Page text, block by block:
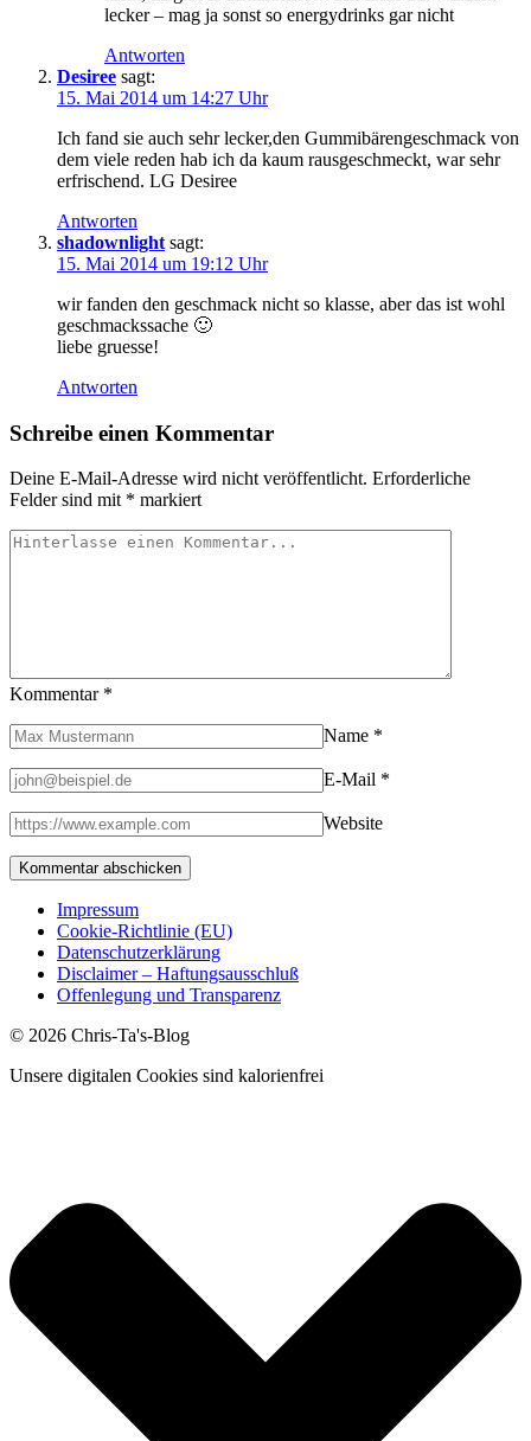
lecker – mag ja sonst so energydrinks gar nicht
Antworten
Desiree sagt:
15. Mai 2014 um 14:27 Uhr
Ich fand sie auch sehr lecker,den Gummibärengeschmack von
dem viele reden hab ich da kaum rausgeschmeckt, war sehr
erfrischend. LG Desiree
Antworten
shadownlight sagt:
15. Mai 2014 um 19:12 Uhr
wir fanden den geschmack nicht so klasse, aber das ist wohl
geschmackssache 🙂
liebe gruesse!
Antworten
Schreibe einen Kommentar
Deine E-Mail-Adresse wird nicht veröffentlicht. Erforderliche
Felder sind mit * markiert
Kommentar *
Name *
E-Mail *
Website
Impressum
Cookie-Richtlinie (EU)
Datenschutzerklärung
Disclaimer – Haftungsausschluß
Offenlegung und Transparenz
© 2026 Chris-Ta's-Blog
Unsere digitalen Cookies sind kalorienfrei